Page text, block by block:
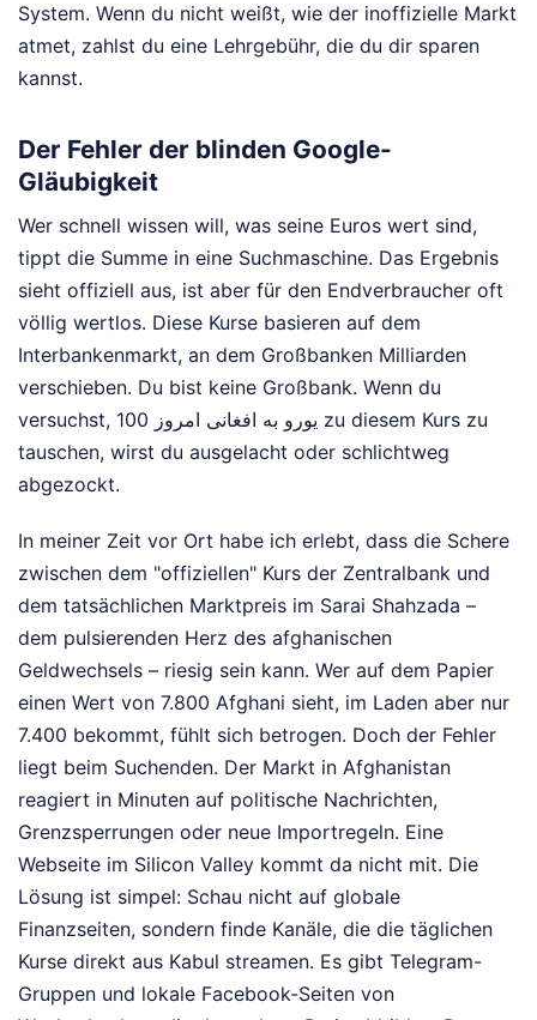
System. Wenn du nicht weißt, wie der inoffizielle Markt
atmet, zahlst du eine Lehrgebühr, die du dir sparen
kannst.
Der Fehler der blinden Google-
Gläubigkeit
Wer schnell wissen will, was seine Euros wert sind,
tippt die Summe in eine Suchmaschine. Das Ergebnis
sieht offiziell aus, ist aber für den Endverbraucher oft
völlig wertlos. Diese Kurse basieren auf dem
Interbankenmarkt, an dem Großbanken Milliarden
verschieben. Du bist keine Großbank. Wenn du
versuchst, 100 یورو به افغانی امروز zu diesem Kurs zu
tauschen, wirst du ausgelacht oder schlichtweg
abgezockt.
In meiner Zeit vor Ort habe ich erlebt, dass die Schere
zwischen dem "offiziellen" Kurs der Zentralbank und
dem tatsächlichen Marktpreis im Sarai Shahzada –
dem pulsierenden Herz des afghanischen
Geldwechsels – riesig sein kann. Wer auf dem Papier
einen Wert von 7.800 Afghani sieht, im Laden aber nur
7.400 bekommt, fühlt sich betrogen. Doch der Fehler
liegt beim Suchenden. Der Markt in Afghanistan
reagiert in Minuten auf politische Nachrichten,
Grenzsperrungen oder neue Importregeln. Eine
Webseite im Silicon Valley kommt da nicht mit. Die
Lösung ist simpel: Schau nicht auf globale
Finanzseiten, sondern finde Kanäle, die die täglichen
Kurse direkt aus Kabul streamen. Es gibt Telegram-
Gruppen und lokale Facebook-Seiten von